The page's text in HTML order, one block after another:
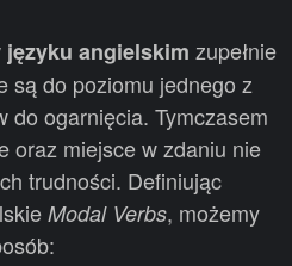
angielskim zupełnie
są do poziomu jednego z
do ogarnięcia. Tymczasem
oraz miejsce w zdaniu nie
trudności. Definiując
Modal Verbs, możemy